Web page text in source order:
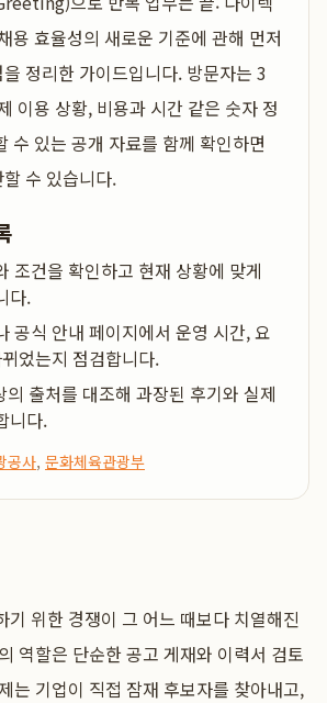
용 효율성의 새로운 기준에 관해 먼저
정리한 가이드입니다. 방문자는 3
이용 상황, 비용과 시간 같은 숫자 정
수 있는 공개 자료를 함께 확인하면
수 있습니다.
조건을 확인하고 현재 상황에 맞게
다.
공식 안내 페이지에서 운영 시간, 요
었는지 점검합니다.
의 출처를 대조해 과장된 후기와 실제
니다.
공사, 문화체육관광부
기 위한 경쟁이 그 어느 때보다 치열해진
역할은 단순한 공고 게재와 이력서 검토
는 기업이 직접 잠재 후보자를 찾아내고,